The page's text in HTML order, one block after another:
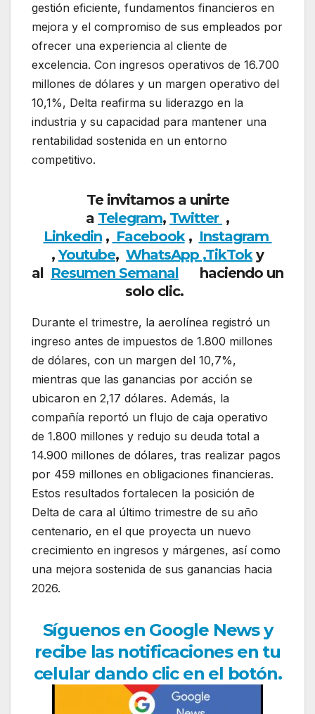
gestión eficiente, fundamentos financieros en
mejora y el compromiso de sus empleados por
ofrecer una experiencia al cliente de
excelencia. Con ingresos operativos de 16.700
millones de dólares y un margen operativo del
10,1%, Delta reafirma su liderazgo en la
industria y su capacidad para mantener una
rentabilidad sostenida en un entorno
competitivo.
Te invitamos a unirte
a Telegram, Twitter ,
Linkedin, Facebook, Instagram
,Youtube, WhatsApp ,TikToky
al Resumen Semanal haciendo un
solo clic.
Durante el trimestre, la aerolínea registró un
ingreso antes de impuestos de 1.800 millones
de dólares, con un margen del 10,7%,
mientras que las ganancias por acción se
ubicaron en 2,17 dólares. Además, la
compañía reportó un flujo de caja operativo
de 1.800 millones y redujo su deuda total a
14.900 millones de dólares, tras realizar pagos
por 459 millones en obligaciones financieras.
Estos resultados fortalecen la posición de
Delta de cara al último trimestre de su año
centenario, en el que proyecta un nuevo
crecimiento en ingresos y márgenes, así como
una mejora sostenida de sus ganancias hacia
2026.
Síguenos en Google News y
recibe las notificaciones en tu
celular dando clic en el botón.